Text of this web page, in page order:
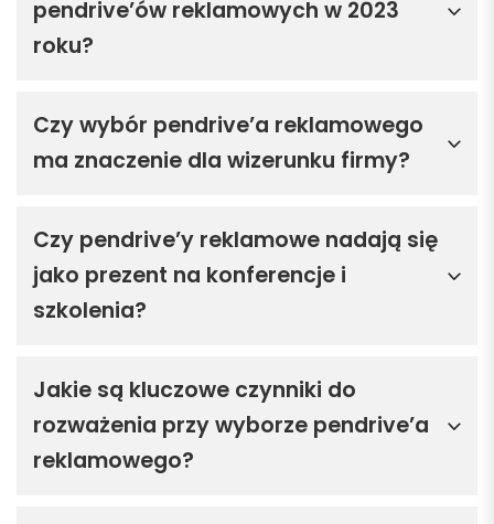
pendrive’ów reklamowych w 2023
roku?
Czy wybór pendrive’a reklamowego
ma znaczenie dla wizerunku firmy?
Czy pendrive’y reklamowe nadają się
jako prezent na konferencje i
szkolenia?
Jakie są kluczowe czynniki do
rozważenia przy wyborze pendrive’a
reklamowego?